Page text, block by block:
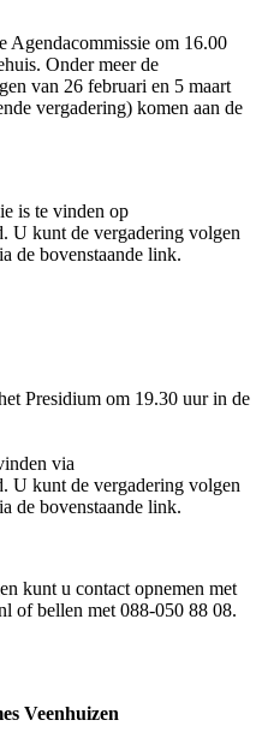
Agendacommissie om 16.00
Onder meer de
van 26 februari en 5 maart
vergadering) komen aan de
is te vinden op
U kunt de vergadering volgen
de bovenstaande link.
Presidium om 19.30 uur in de
via
U kunt de vergadering volgen
de bovenstaande link.
kunt u contact opnemen met
of bellen met 088-050 88 08.
Veenhuizen